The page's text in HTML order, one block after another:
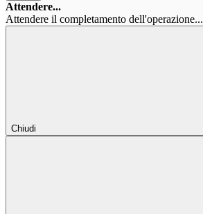
Attendere...
Attendere il completamento dell'operazione...
Chiudi